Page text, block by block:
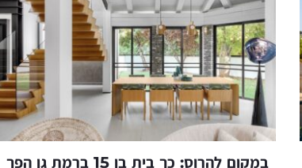
במקום להרוס: כך בית בן 15 ברמת גן הפך